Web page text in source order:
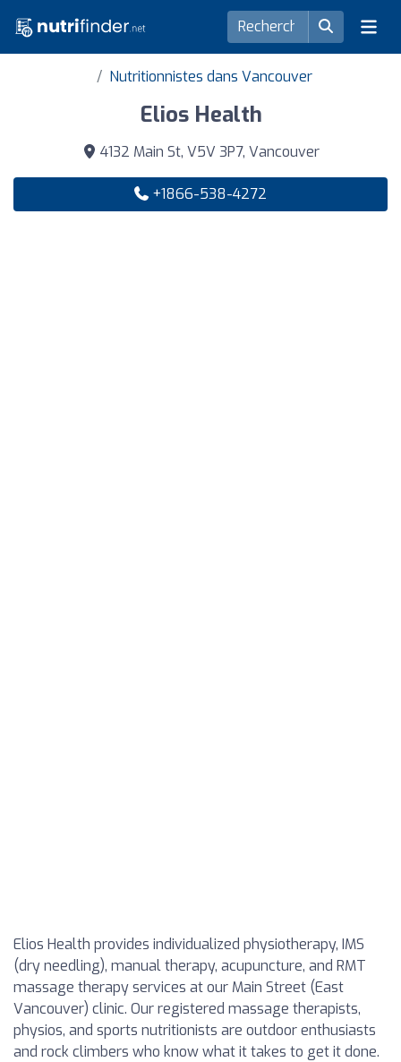
Nutritionnistes dans Vancouver
Elios Health
4132 Main St, V5V 3P7, Vancouver
+1866-538-4272
Elios Health provides individualized physiotherapy, IMS
(dry needling), manual therapy, acupuncture, and RMT
massage therapy services at our Main Street (East
Vancouver) clinic. Our registered massage therapists,
physios, and sports nutritionists are outdoor enthusiasts
and rock climbers who know what it takes to get it done.